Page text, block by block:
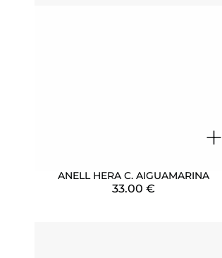
+
ANELL HERA C. AIGUAMARINA
33.00€